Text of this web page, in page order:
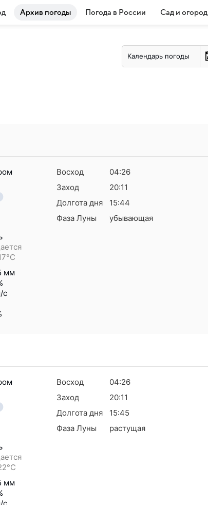
Архив погоды Погода в России Сад и огород
Календарь погоды
мм
с
Восход
04:26
Заход
20:11
Долгота дня
15:44
Фаза Луны
убывающая
мм
Восход
04:26
Заход
20:11
Долгота дня
15:45
Фаза Луны
растущая